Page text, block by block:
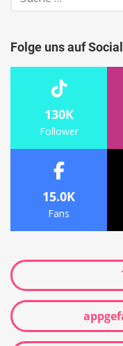
nach:
Folge uns auf
130K
Follower
15.0K
Fans